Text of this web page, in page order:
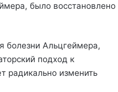
было восстановлено
болезни Альцгеймера,
подход к
радикально изменить